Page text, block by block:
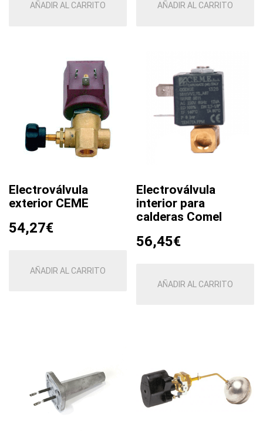
AÑADIR AL CARRITO AÑADIR AL CARRITO
Electroválvula
exterior CEME
54,27€
AÑADIR AL CARRITO
Electroválvula
interior para
calderas Comel
56,45€
AÑADIR AL CARRITO